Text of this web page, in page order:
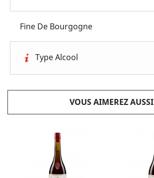
Fine De Bourgogne
Type Alcool
VOUS AIMEREZ AUSSI